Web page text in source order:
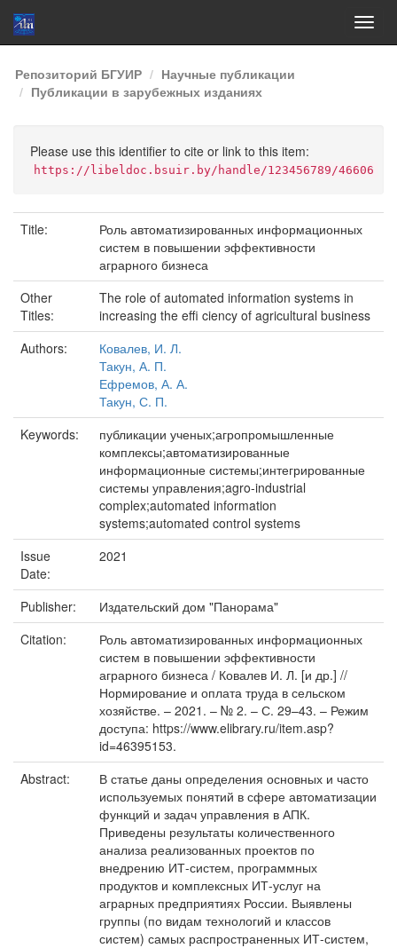
Skip
navigation
Репозиторий БГУИР
Научные публикации
Публикации в зарубежных изданиях
Please use this identifier to cite or link to this item:
https://libeldoc.bsuir.by/handle/123456789/46606
Title:
Роль автоматизированных информационных
систем в повышении эффективности
аграрного бизнеса
Other
Titles:
The role of automated information systems in
increasing the effi ciency of agricultural business
Authors:
Ковалев, И. Л.
Такун, А. П.
Ефремов, А. А.
Такун, С. П.
Keywords:
публикации ученых;агропромышленные
комплексы;автоматизированные
информационные системы;интегрированные
системы управления;agro-industrial
complex;automated information
systems;automated control systems
Issue
Date:
2021
Publisher:
Издательский дом "Панорама"
Citation:
Роль автоматизированных информационных
систем в повышении эффективности
аграрного бизнеса / Ковалев И. Л. [и др.] //
Нормирование и оплата труда в сельском
хозяйстве. – 2021. – № 2. – С. 29–43. – Режим
доступа: https://www.elibrary.ru/item.asp?
id=46395153.
Abstract:
В статье даны определения основных и часто
используемых понятий в сфере автоматизации
функций и задач управления в АПК.
Приведены результаты количественного
анализа реализованных проектов по
внедрению ИТ-систем, программных
продуктов и комплексных ИТ-услуг на
аграрных предприятиях России. Выявлены
группы (по видам технологий и классов
систем) самых распространенных ИТ-систем,